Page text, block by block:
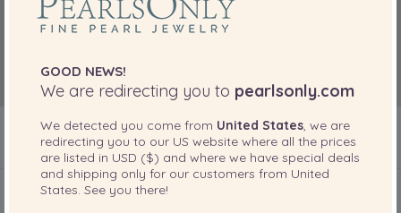
INBEGREPEN BIJ UW PRODUCT
GOOD NEWS!
We are redirecting you to pearlsonly.com
We detected you come from United States, we are
redirecting you to our US website where all the prices
are listed in USD ($) and where we have special deals
and shipping only for our customers from United
States. See you there!